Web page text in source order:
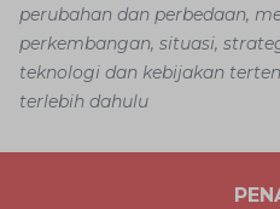
perubahan dan perbedaan,
perkembangan, situasi,
teknologi dan kebijakan
terlebih dahulu